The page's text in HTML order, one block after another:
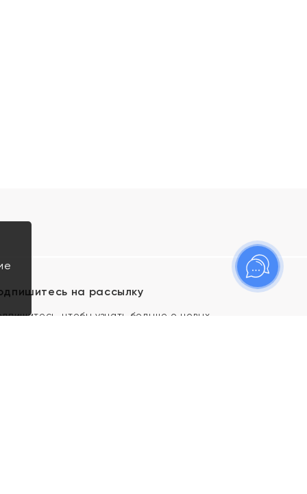
на рассылку
чтобы узнать больше о новых